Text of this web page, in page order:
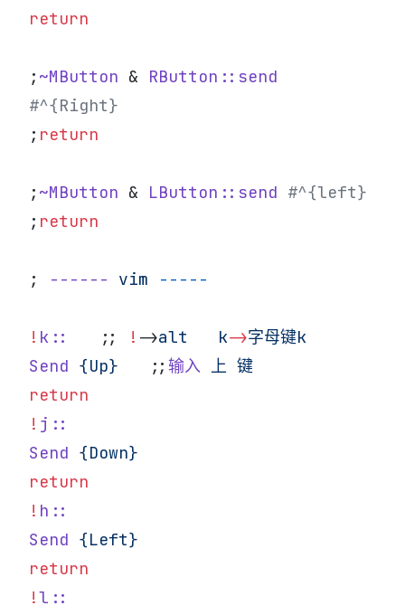
return
; ~MButton & RButton::send
#^{Right}
; return
; ~MButton & LButton::send #^{left}
; return
; ------ vim -----
! k::
   ;;
! ->alt
   k
->字母键k
Send {Up}
   ;;
输入 上 键
return
! j::
Send {Down}
return
! h::
Send {Left}
return
!l::